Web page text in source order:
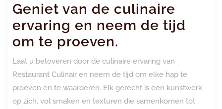
Geniet van de culinaire
ervaring en neem de tijd
om te proeven.
Laat u betoveren door de culinaire ervaring van
Restaurant Culinair en neem de tijd om elke hap te
proeven en te waarderen. Elk gerecht is een kunstwerk
op zich, vol smaken en texturen die samenkomen tot